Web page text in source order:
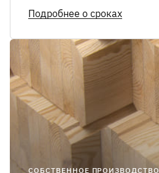
Подробнее о сроках
СОБСТВЕННОЕ ПРОИЗВОДСТВО